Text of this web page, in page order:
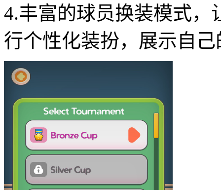
4.丰富的球员换装模式，
行个性化装扮，展示自